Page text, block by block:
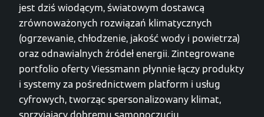
jest dziś wiodącym, światowym dostawcą
zrównoważonych rozwiązań klimatycznych
(ogrzewanie, chłodzenie, jakość wody i powietrza)
oraz odnawialnych źródeł energii. Zintegrowane
portfolio oferty Viessmann płynnie łączy produkty
i systemy za pośrednictwem platform i usług
cyfrowych, tworząc spersonalizowany klimat,